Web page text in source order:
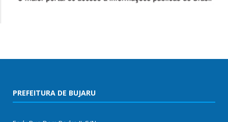
PREFEITURA DE BUJARU